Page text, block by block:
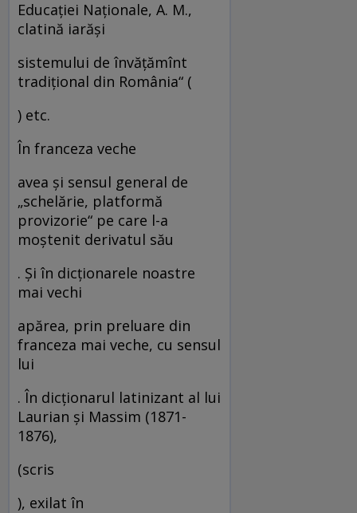
Educaţiei Naţionale, A. M.,
clatină iarăşi
sistemului de învăţămînt
tradiţional din România“ (
) etc.
În franceza veche
avea şi sensul general de
„schelărie, platformă
provizorie“ pe care l-a
moştenit derivatul său
. Şi în dicţionarele noastre
mai vechi
apărea, prin preluare din
franceza mai veche, cu sensul
lui
. În dicţionarul latinizant al lui
Laurian şi Massim (1871-
1876),
(scris
), exilat în